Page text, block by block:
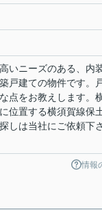
いニーズのある、内
戸建ての物件です。
点をお教えします。
位置する横須賀線保
しは当社にご依頼下
情報